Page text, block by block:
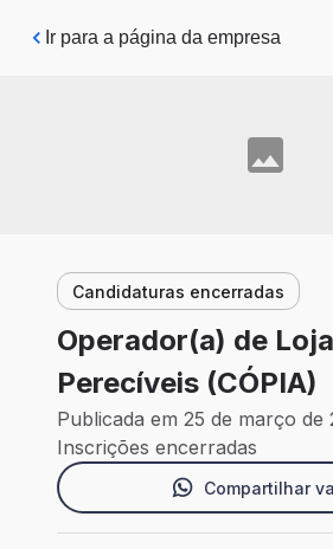
Pular para o conteúdo principal
Ir para a página da empresa
Candidaturas encerradas
Operador(a) de
Perecíveis (CÓPIA)
Publicada em 25 de março de
Inscrições encerradas
Compartilhar